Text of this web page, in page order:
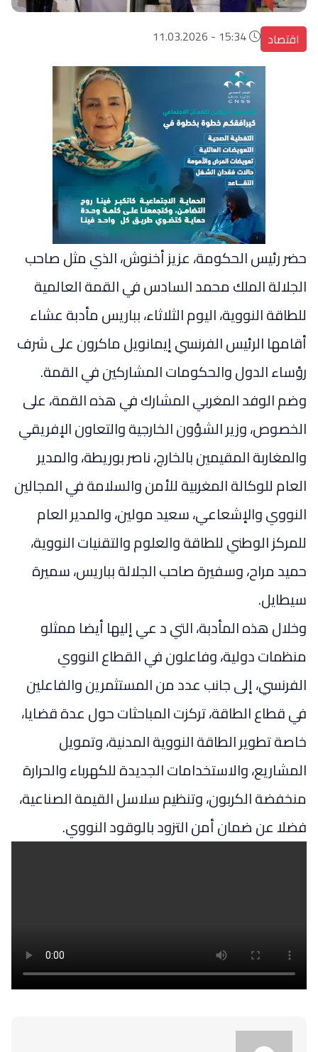
اقتصاد
حضر رئيس الحكومة، عزيز أخنوش، الذي مثل صاحب
الجلالة الملك محمد السادس في القمة العالمية
للطاقة النووية، اليوم الثلاثاء، بباريس مأدبة عشاء
أقامها الرئيس الفرنسي إيمانويل ماكرون على شرف
رؤساء الدول والحكومات المشاركين في القمة.
وضم الوفد المغربي المشارك في هذه القمة، على
الخصوص، وزير الشؤون الخارجية والتعاون الإفريقي
والمغاربة المقيمين بالخارج، ناصر بوريطة، والمدير
العام للوكالة المغربية للأمن والسلامة في المجالين
النووي والإشعاعي، سعيد مولين، والمدير العام
للمركز الوطني للطاقة والعلوم والتقنيات النووية،
حميد مراح، وسفيرة صاحب الجلالة بباريس، سميرة
سيطايل.
وخلال هذه المأدبة، التي د عي إليها أيضا ممثلو
منظمات دولية، وفاعلون في القطاع النووي
الفرنسي، إلى جانب عدد من المستثمرين والفاعلين
في قطاع الطاقة، تركزت المباحثات حول عدة قضايا،
خاصة تطوير الطاقة النووية المدنية، وتمويل
المشاريع، والاستخدامات الجديدة للكهرباء والحرارة
منخفضة الكربون، وتنظيم سلاسل القيمة الصناعية،
فضلا عن ضمان أمن التزود بالوقود النووي.